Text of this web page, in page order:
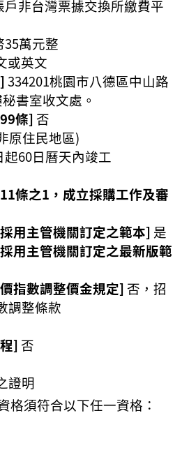
非台灣票據交換所繳費平
35萬元整
或英文
334201桃園市八德區中山路
書室收文處。
條] 否
原住民地區)
起60日曆天內竣工
條之1，成立採購工作及審
用主管機關訂定之範本] 是
用主管機關訂定之最新版範
指數調整價金規定] 否，招
調整條款
] 否
證明
格須符合以下任一資格：